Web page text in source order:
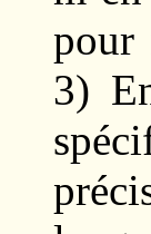
pour
3)